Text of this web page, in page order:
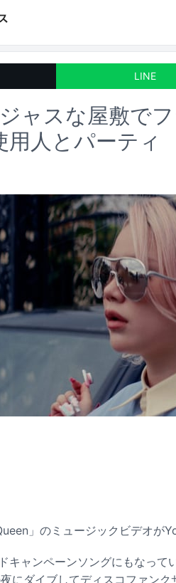
LINE
ャスな屋敷で
用人とパーティ
」のミュージックビデオが
ャンペーンソングにもなって
にダイブしてディスコファン